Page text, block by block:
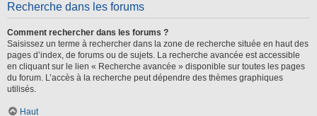
Recherche dans les forums
Comment rechercher dans les forums ?
Saisissez un terme à rechercher dans la zone de recherche située en haut des
pages d’index, de forums ou de sujets. La recherche avancée est accessible
en cliquant sur le lien « Recherche avancée » disponible sur toutes les pages
du forum. L’accès à la recherche peut dépendre des thèmes graphiques
utilisés.
Haut